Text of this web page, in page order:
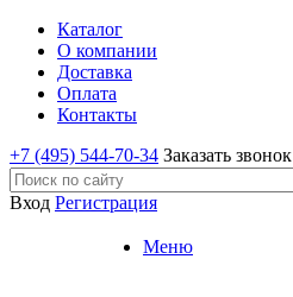
Каталог
О компании
Доставка
Оплата
Контакты
+7 (495) 544-70-34 Заказать звонок
Вход Регистрация
Меню